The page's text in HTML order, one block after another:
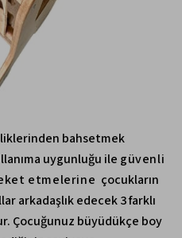
bahsetmek
uygunluğu ile güvenli
etmelerine çocukların
arkadaşlık edecek 3 farklı
Çocuğunuz büyüdükçe boy